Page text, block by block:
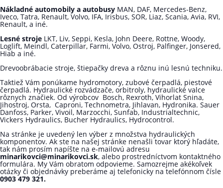
Nákladné automobily a autobusy MAN, DAF, Mercedes-Benz,
Iveco, Tatra, Renault, Volvo, IFA, Irisbus, SOR, Liaz, Scania, Avia, RVI,
Renault, a iné.
Lesné stroje LKT, Liv, Seppi, Kesla, John Deere, Rottne, Woody,
Loglift, Meindl, Caterpillar, Farmi, Volvo, Ostroj, Palfinger, Jonsered,
Hiab a iné.
Drevoobrábacie stroje, štiepačky dreva a rôznu inú lesnú techniku.
Taktiež Vám ponúkame hydromotory, zubové čerpadlá, piestové
čerpadlá. Hydraulické rozvádzače, orbitroly, hydraulické valce
rôznych značiek. Od výrobcov Bosch, Rexroth, Vihorlat Snina,
Jihostroj, Orsta, Caproni, Technometra, Jihlavan, Hydronika. Sauer
Danfoss, Parker, Vivoil, Marzocchi, Sunfab, Industrialtechnic,
Vickers Hydraulics, Bucher Hydraulics, Hydrocontrol.
Na stránke je uvedený len výber z množstva hydraulických
komponentov. Ak ste na našej stránke nenašli tovar ktorý hľadáte,
tak nám prosím napíšte na e-mailovú adresu
minarikovci@minarikovci.sk, alebo prostredníctvom kontaktného
formulára. My Vám obratom odpovieme. Samozrejme akékoľvek
otázky či objednávky preberáme aj telefonicky na telefónnom čísle
0903 479 321.